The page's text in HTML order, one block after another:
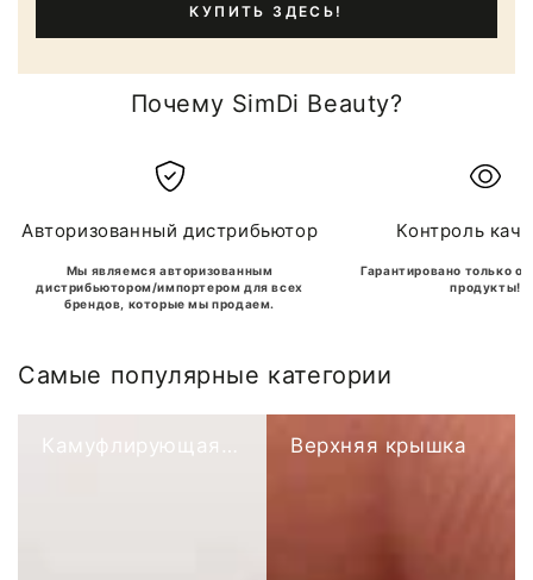
КУПИТЬ ЗДЕСЬ!
Почему SimDi Beauty?
Авторизованный дистрибьютор
Мы являемся авторизованным
дистрибьютором/импортером для всех
брендов, которые мы продаем.
Контроль
Гарантировано только
продукты!
Самые популярные категории
Камуфлирующая цветная база Верхняя крышка